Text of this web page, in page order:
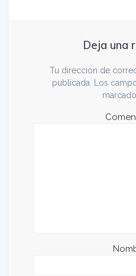
Deja una
Tu dirección de
publicada.
Los